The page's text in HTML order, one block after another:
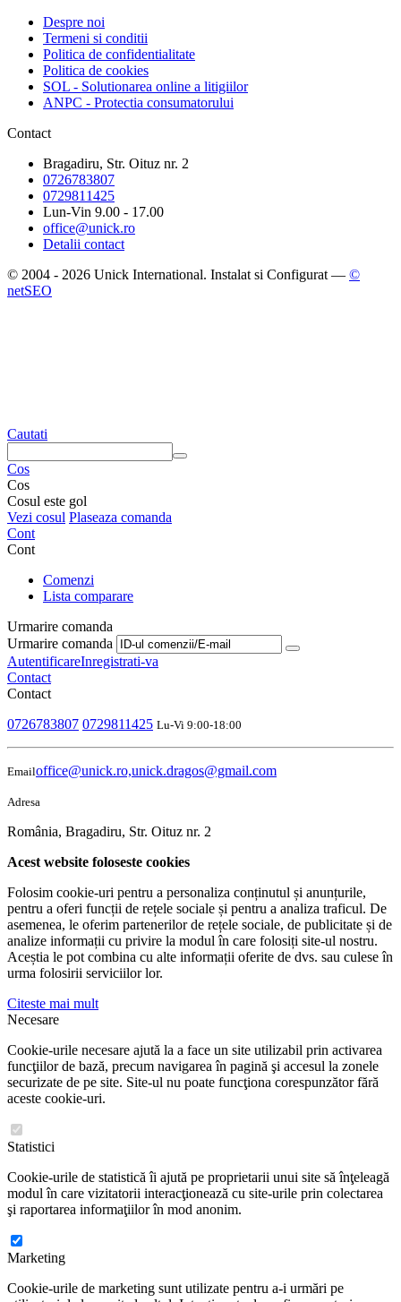
Despre noi
Termeni si conditii
Politica de confidentialitate
Politica de cookies
SOL - Solutionarea online a litigiilor
ANPC - Protectia consumatorului
Contact
Bragadiru, Str. Oituz nr. 2
0726783807
0729811425
Lun-Vin 9.00 - 17.00
office@unick.ro
Detalii contact
© 2004 - 2026 Unick International. Instalat si Configurat — ©
netSEO
Cautati
Cos
Cos
Cosul este gol
Vezi cosul Plaseaza comanda
Cont
Cont
Comenzi
Lista comparare
Urmarire comanda
Urmarire comanda
AutentificareInregistrati-va
Contact
Contact
0726783807 0729811425 Lu-Vi 9:00-18:00
Emailoffice@unick.ro,unick.dragos@gmail.com
Adresa
România, Bragadiru, Str. Oituz nr. 2
Acest website foloseste cookies
Folosim cookie-uri pentru a personaliza conținutul și anunțurile,
pentru a oferi funcții de rețele sociale și pentru a analiza traficul. De
asemenea, le oferim partenerilor de rețele sociale, de publicitate și de
analize informații cu privire la modul în care folosiți site-ul nostru.
Aceștia le pot combina cu alte informații oferite de dvs. sau culese în
urma folosirii serviciilor lor.
Citeste mai mult
Necesare
Cookie-urile necesare ajută la a face un site utilizabil prin activarea
funcţiilor de bază, precum navigarea în pagină şi accesul la zonele
securizate de pe site. Site-ul nu poate funcţiona corespunzător fără
aceste cookie-uri.
Statistici
Cookie-urile de statistică îi ajută pe proprietarii unui site să înţeleagă
modul în care vizitatorii interacţionează cu site-urile prin colectarea
şi raportarea informaţiilor în mod anonim.
Marketing
Cookie-urile de marketing sunt utilizate pentru a-i urmări pe